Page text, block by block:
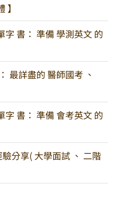
字 書： 準備 學測英文 的
最詳盡的 醫師國考 、
字 書： 準備 會考英文 的
分享( 大學面試 、 二階